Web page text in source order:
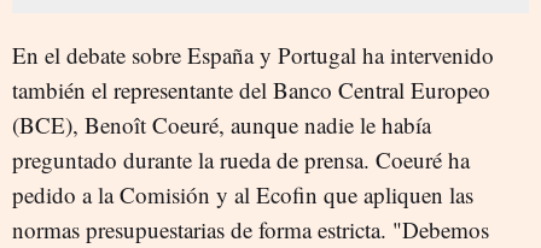
En el debate sobre España y Portugal ha intervenido
también el representante del Banco Central Europeo
(BCE), Benoît Coeuré, aunque nadie le había
preguntado durante la rueda de prensa. Coeuré ha
pedido a la Comisión y al Ecofin que apliquen las
normas presupuestarias de forma estricta. "Debemos